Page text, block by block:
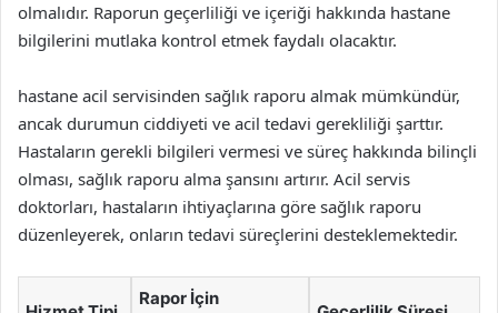
olmalıdır. Raporun geçerliliği ve içeriği hakkında hastane
bilgilerini mutlaka kontrol etmek faydalı olacaktır.
hastane acil servisinden sağlık raporu almak mümkündür,
ancak durumun ciddiyeti ve acil tedavi gerekliliği şarttır.
Hastaların gerekli bilgileri vermesi ve süreç hakkında bilinçli
olması, sağlık raporu alma şansını artırır. Acil servis
doktorları, hastaların ihtiyaçlarına göre sağlık raporu
düzenleyerek, onların tedavi süreçlerini desteklemektedir.
Rapor İçin